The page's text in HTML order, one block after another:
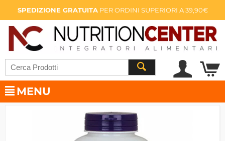
SPEDIZIONE GRATUITAPER ORDINI SUPERIORI A 39,90€
MENU